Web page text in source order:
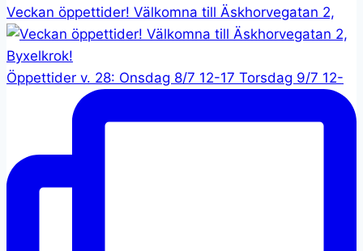
Veckan öppettider! Välkomna till Äskhorvegatan 2,
Öppettider v. 28: Onsdag 8/7 12-17 Torsdag 9/7 12-